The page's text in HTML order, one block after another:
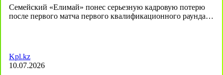
Семейский «Елимай» понес серьезную кадровую потерю
после первого матча первого квалификационного раунда…
Kpl.kz
10.07.2026